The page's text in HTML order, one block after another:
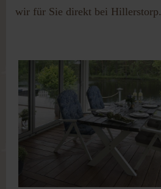
wir für Sie direkt bei Hillerstorp.